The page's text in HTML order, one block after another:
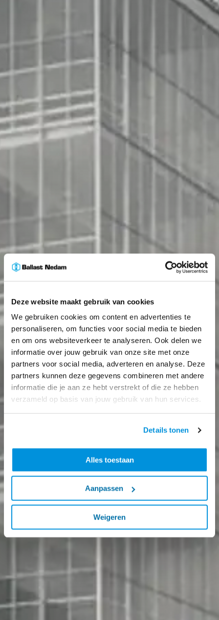
Deze website maakt gebruik van cookies
We gebruiken cookies om content en advertenties te
personaliseren, om functies voor social media te bieden
en om ons websiteverkeer te analyseren. Ook delen we
informatie over jouw gebruik van onze site met onze
partners voor social media, adverteren en analyse. Deze
partners kunnen deze gegevens combineren met andere
informatie die je aan ze hebt verstrekt of die ze hebben
verzameld op basis van jouw gebruik van hun services.
Details tonen
Alles toestaan
Aanpassen
Weigeren